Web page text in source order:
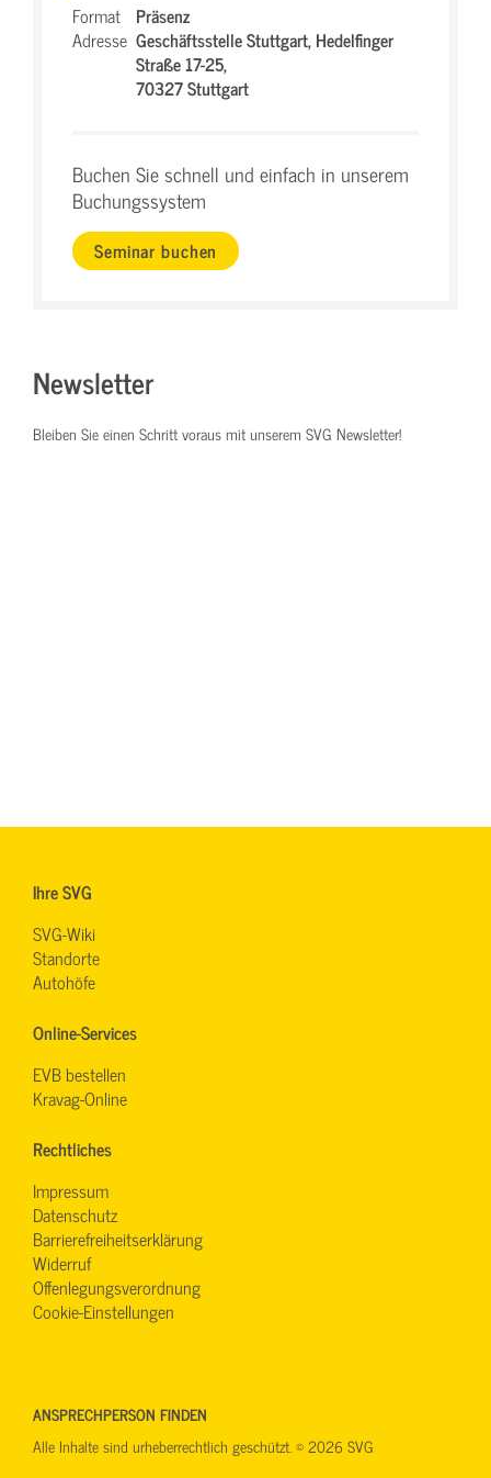
Format Präsenz
Adresse Geschäftsstelle Stuttgart,Hedelfinger
Straße 17-25,
70327 Stuttgart
Buchen Sie schnell und einfach in unserem
Buchungssystem
Seminar buchen
Newsletter
Bleiben Sie einen Schritt voraus mit unserem SVG Newsletter!
Ihre SVG
SVG-Wiki
Standorte
Autohöfe
Online-Services
EVB bestellen
Kravag-Online
Rechtliches
Impressum
Datenschutz
Barrierefreiheitserklärung
Widerruf
Offenlegungsverordnung
Cookie-Einstellungen
ANSPRECHPERSON FINDEN
Alle Inhalte sind urheberrechtlich geschützt. © 2026 SVG